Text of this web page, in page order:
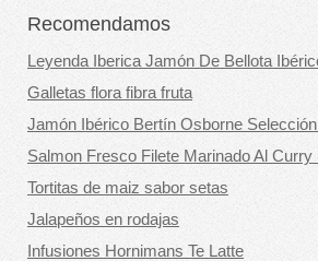
Recomendamos
Leyenda Iberica Jamón De Bellota
Galletas flora fibra fruta
Jamón Ibérico Bertín Osborne
Salmon Fresco Filete Marinado Al Curry
Tortitas de maiz sabor setas
Jalapeños en rodajas
Infusiones Hornimans Te Latte